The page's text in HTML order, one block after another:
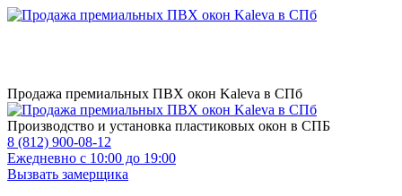
Продажа премиальных ПВХ окон Kaleva в СПб
Производство и установка пластиковых окон в СПБ
8 (812) 900-08-12
Ежедневно с 10:00 до 19:00
Вызвать замерщика